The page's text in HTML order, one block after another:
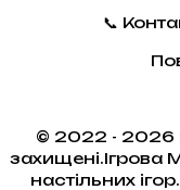
📞
© 2022 - 2026
захищені.Ігрова
настільних